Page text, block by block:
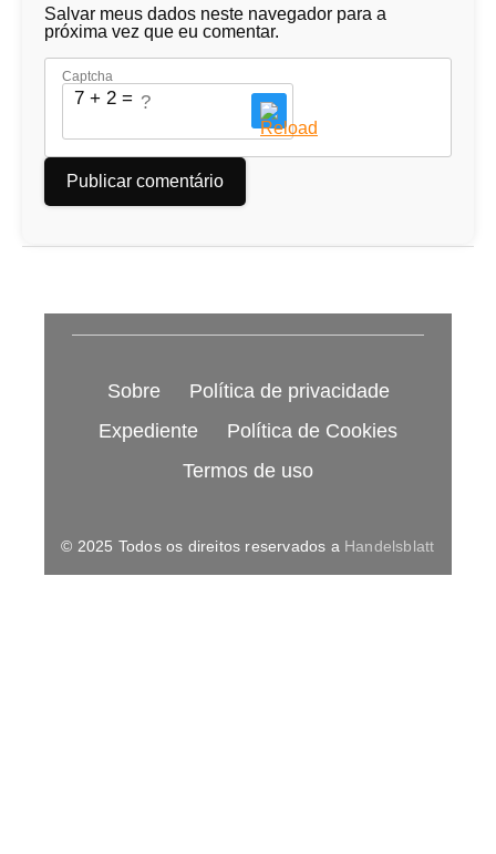
Salvar meus dados neste navegador para a
próxima vez que eu comentar.
Captcha
7 + 2 = ?
Sobre
Política de privacidade
Expediente
Política de Cookies
Termos de uso
© 2025 Todos os direitos reservados a Handelsblatt